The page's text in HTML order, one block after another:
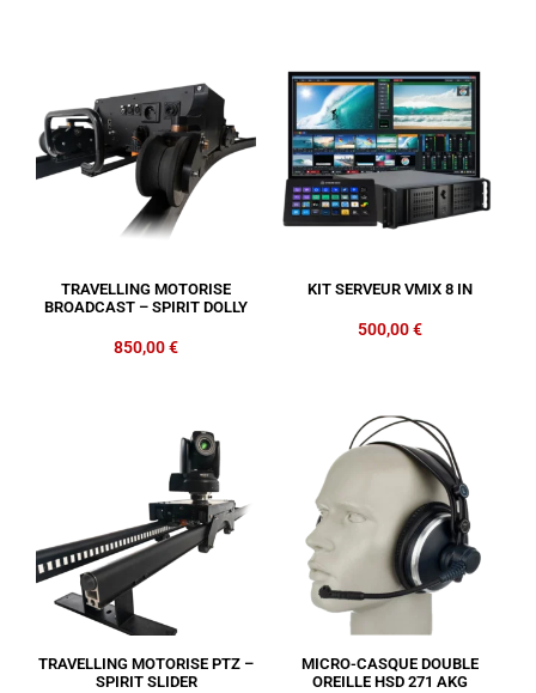
TRAVELLING MOTORISE
BROADCAST – SPIRIT DOLLY
850,00€
KIT SERVEUR VMIX 8 IN
500,00€
TRAVELLING MOTORISE PTZ –
SPIRIT SLIDER
MICRO-CASQUE DOUBLE
OREILLE HSD 271 AKG